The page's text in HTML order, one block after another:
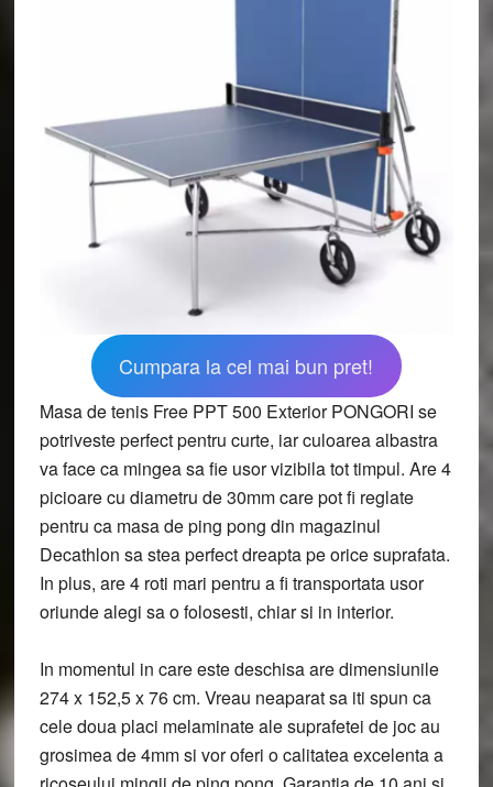
Cumpara la cel mai bun pret!
Masa de tenis Free PPT 500 Exterior PONGORI se
potriveste perfect pentru curte, iar culoarea albastra
va face ca mingea sa fie usor vizibila tot timpul. Are 4
picioare cu diametru de 30mm care pot fi reglate
pentru ca masa de ping pong din magazinul
Decathlon sa stea perfect dreapta pe orice suprafata.
In plus, are 4 roti mari pentru a fi transportata usor
oriunde alegi sa o folosesti, chiar si in interior.
In momentul in care este deschisa are dimensiunile
274 x 152,5 x 76 cm. Vreau neaparat sa iti spun ca
cele doua placi melaminate ale suprafetei de joc au
grosimea de 4mm si vor oferi o calitatea excelenta a